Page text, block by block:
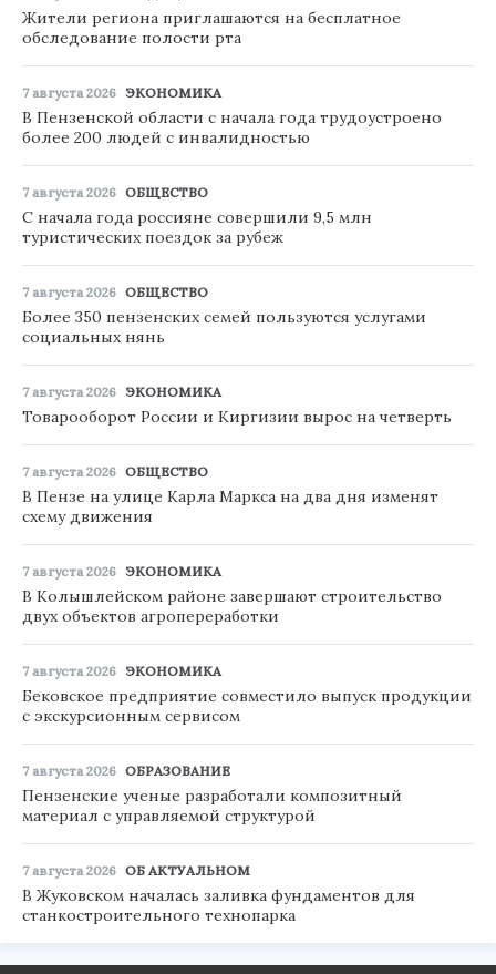
Жители региона приглашаются на бесплатное
обследование полости рта
7 августа 2026 ЭКОНОМИКА
В Пензенской области с начала года трудоустроено
более 200 людей с инвалидностью
7 августа 2026 ОБЩЕСТВО
С начала года россияне совершили 9,5 млн
туристических поездок за рубеж
7 августа 2026 ОБЩЕСТВО
Более 350 пензенских семей пользуются услугами
социальных нянь
7 августа 2026 ЭКОНОМИКА
Товарооборот России и Киргизии вырос на четверть
7 августа 2026 ОБЩЕСТВО
В Пензе на улице Карла Маркса на два дня изменят
схему движения
7 августа 2026 ЭКОНОМИКА
В Колышлейском районе завершают строительство
двух объектов агропереработки
7 августа 2026 ЭКОНОМИКА
Бековское предприятие совместило выпуск продукции
с экскурсионным сервисом
7 августа 2026 ОБРАЗОВАНИЕ
Пензенские ученые разработали композитный
материал с управляемой структурой
7 августа 2026 ОБ АКТУАЛЬНОМ
В Жуковском началась заливка фундаментов для
станкостроительного технопарка